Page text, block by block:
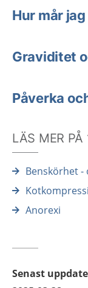
Hur mår
Graviditet
Påverka
LÄS MER PÅ
Benskörhet
Anorexi
Senast